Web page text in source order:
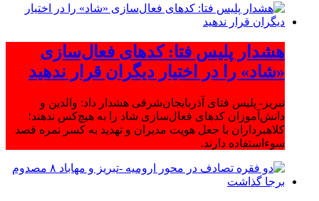
هشدار پلیس فتا: کدهای فعال‌سازی
«شاد» را در اختیار دیگران قرار ندهید
تبریز- پلیس فتای آذربایجان‌شرقی هشدار داد: والدین و
دانش‌آموزان کدهای فعال‌سازی شاد را به هیچ‌کس ندهند؛
کلاهبرداران با جعل هویت مدیران و تهدید به کسر نمره قصد
سوءاستفاده دارند.